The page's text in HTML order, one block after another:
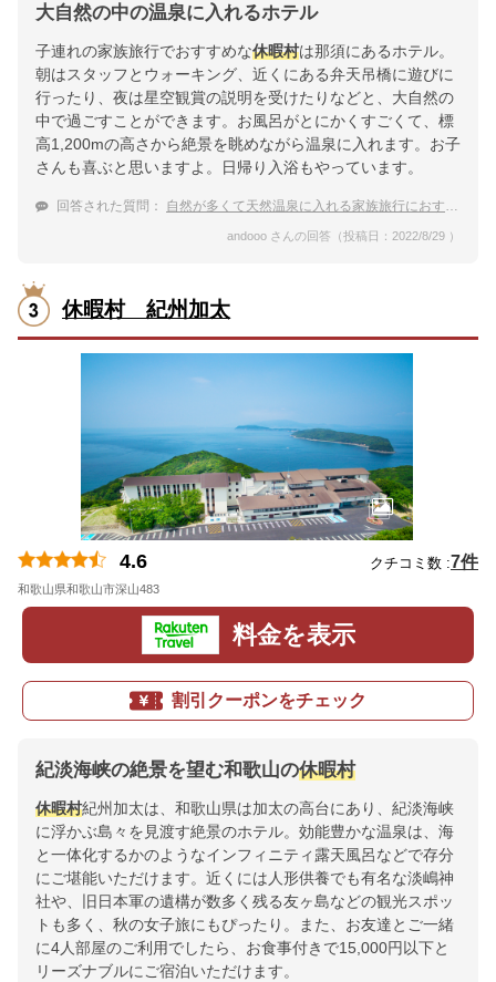
大自然の中の温泉に入れるホテル
子連れの家族旅行でおすすめな休暇村は那須にあるホテル。
朝はスタッフとウォーキング、近くにある弁天吊橋に遊びに
行ったり、夜は星空観賞の説明を受けたりなどと、大自然の
中で過ごすことができます。お風呂がとにかくすごくて、標
高1,200mの高さから絶景を眺めながら温泉に入れます。お子
さんも喜ぶと思いますよ。日帰り入浴もやっています。
回答された質問： 自然が多くて天然温泉に入れる家族旅行におすすめの
andooo さんの回答（投稿日：2022/8/29 ）
休暇村 紀州加太
4.6 クチコミ数 :7件
和歌山県和歌山市深山483
料金を表示
割引クーポンをチェック
紀淡海峡の絶景を望む和歌山の休暇村
休暇村紀州加太は、和歌山県は加太の高台にあり、紀淡海峡
に浮かぶ島々を見渡す絶景のホテル。効能豊かな温泉は、海
と一体化するかのようなインフィニティ露天風呂などで存分
にご堪能いただけます。近くには人形供養でも有名な淡嶋神
社や、旧日本軍の遺構が数多く残る友ヶ島などの観光スポッ
トも多く、秋の女子旅にもぴったり。また、お友達とご一緒
に4人部屋のご利用でしたら、お食事付きで15,000円以下と
リーズナブルにご宿泊いただけます。